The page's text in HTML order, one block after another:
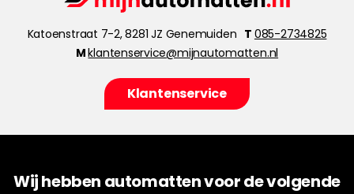
Katoenstraat 7-2, 8281 JZ Genemuiden T 085-2734825
Mklantenservice@mijnautomatten.nl
Klantenservice
Wij hebben automatten voor de volgende